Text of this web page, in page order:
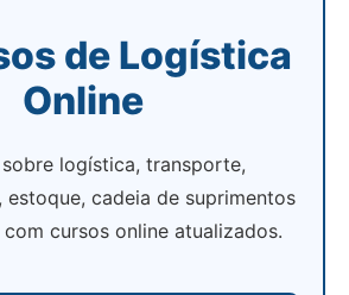
de Logística
Online
logística, transporte,
estoque, cadeia de suprimentos
cursos online atualizados.